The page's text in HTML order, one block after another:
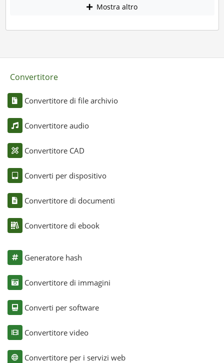
Mostra altro
Convertitore
Convertitore di file archivio
Convertitore audio
Convertitore CAD
Converti per dispositivo
Convertitore di documenti
Convertitore di ebook
Generatore hash
Convertitore di immagini
Converti per software
Convertitore video
Convertitore per i servizi web